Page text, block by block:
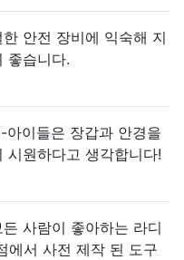
안전 장비에 익숙해 지
좋습니다.
이들은 장갑과 안경을
시원하다고 생각합니다!
사람이 좋아하는 라디
에서 사전 제작 된 도구